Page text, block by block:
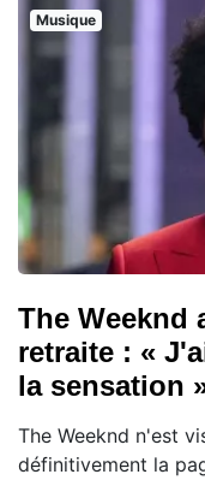
Musique
The Weeknd
retraite : «
la sensation
The Weeknd n'est
définitivement la